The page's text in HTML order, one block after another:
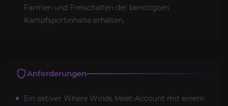
Farmen und Freischalten der benötigten
Kampfsportinhalte erhalten.
Anforderungen
Ein aktiver Where Winds Meet-Account mit einem